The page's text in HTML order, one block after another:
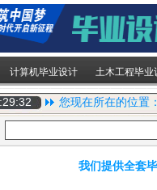
计算机毕业设计 土木工程毕业
您现在所在的位置
我们提供全套